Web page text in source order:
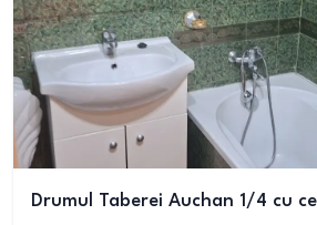
Drumul Taberei Auchan 1/4 cu